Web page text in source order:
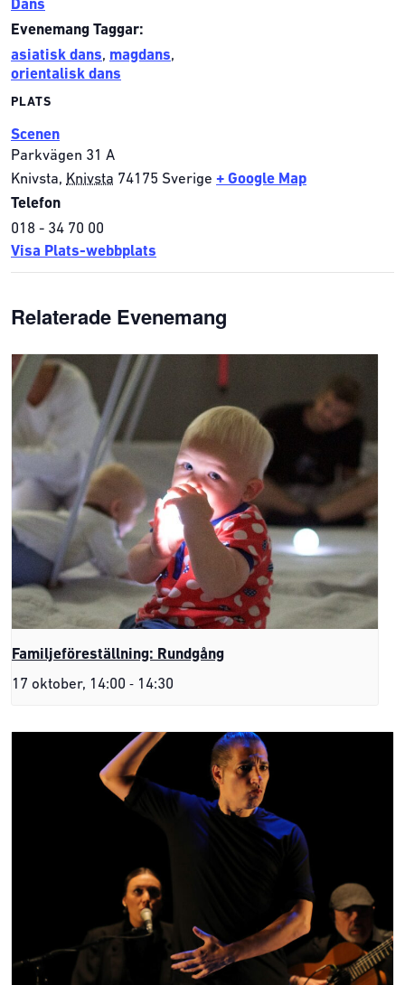
Dans
Evenemang Taggar:
asiatisk dans, magdans,
orientalisk dans
PLATS
Scenen
Parkvägen 31 A
Knivsta, Knivsta 74175 Sverige + Google Map
Telefon
018 - 34 70 00
Visa Plats-webbplats
Relaterade Evenemang
Familjeföreställning: Rundgång
17 oktober, 14:00 - 14:30